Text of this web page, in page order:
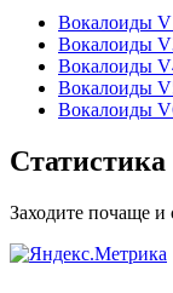
Вокалоиды
Вокалоиды
Вокалоиды
Вокалоиды
Вокалоиды
Статистика
Заходите почаще и